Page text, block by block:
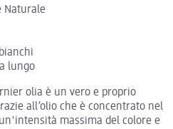
Naturale
lungo
olia è un vero e proprio
all’olio che è concentrato nel
massima del colore e